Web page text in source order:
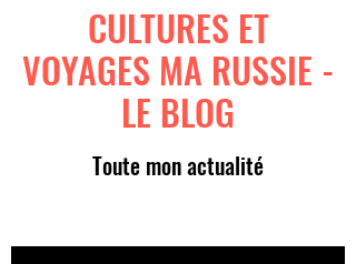
CULTURES ET
VOYAGES MA RUSSIE -
LE BLOG
Toute mon actualité